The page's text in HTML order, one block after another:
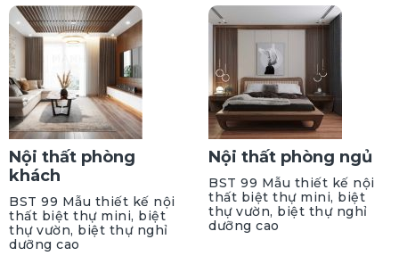
Nội thất phòng
khách
BST 99 Mẫu thiết kế nội
thất biệt thự mini, biệt
thự vườn, biệt thự nghỉ
dưỡng cao
Nội thất phòng ngủ
BST 99 Mẫu thiết kế nội
thất biệt thự mini, biệt
thự vườn, biệt thự nghỉ
dưỡng cao